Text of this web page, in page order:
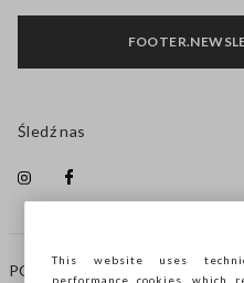
POMOC
Śledź nas
This website uses
performance cookies, which